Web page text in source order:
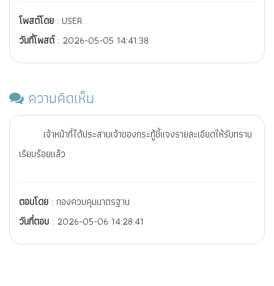
โพสต์โดย : USER
วันที่โพสต์: 2026-05-05 14:41:38
ความคิดเห็น
เจ้าหน้าที่ได้ประสานเจ้าของกระทู้ชี้แจงรายละเอียดให้รับทราบ
เรียบร้อยแล้ว
ตอบโดย : กองควบคุมมาตรฐาน
วันที่ตอบ : 2026-05-06 14:28:41